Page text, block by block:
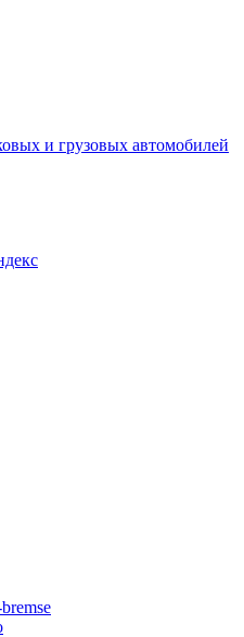
и грузовых автомобилей